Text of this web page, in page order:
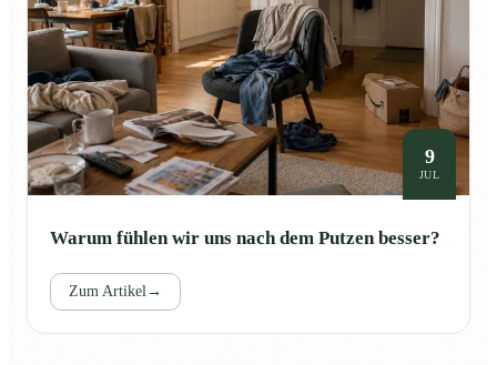
9
JUL
Warum fühlen wir uns nach dem Putzen besser?
Zum Artikel →